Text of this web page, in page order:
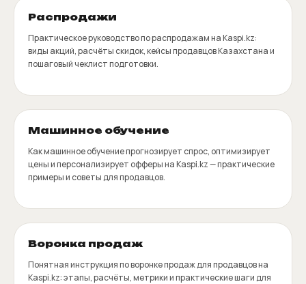
Распродажи
Практическое руководство по распродажам на Kaspi.kz:
виды акций, расчёты скидок, кейсы продавцов Казахстана и
пошаговый чеклист подготовки.
Машинное обучение
Как машинное обучение прогнозирует спрос, оптимизирует
цены и персонализирует офферы на Kaspi.kz — практические
примеры и советы для продавцов.
Воронка продаж
Понятная инструкция по воронке продаж для продавцов на
Kaspi.kz: этапы, расчёты, метрики и практические шаги для